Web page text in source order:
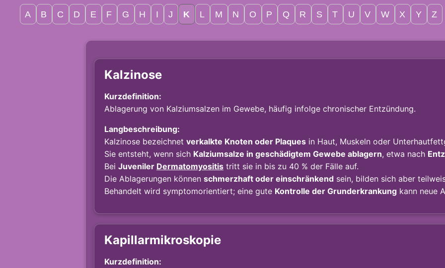
A B C D E F G H I J K L M N O P Q R S T U V W X Y Z